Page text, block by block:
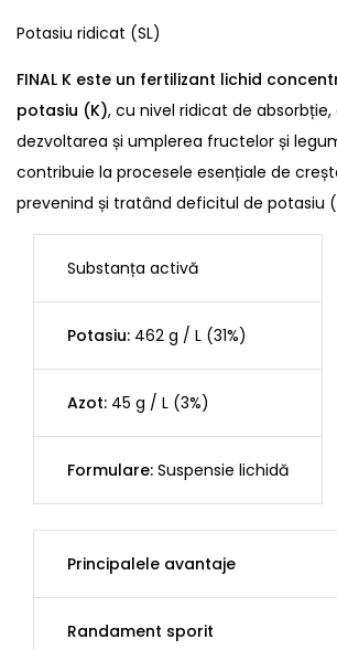
Potasiu ridicat (SL)
FINAL K este un fertilizant lichid
potasiu (K), cu nivel ridicat de absorbție,
dezvoltarea și umplerea fructelor și
contribuie la procesele esențiale de
prevenind și tratând deficitul de potasiu
Substanța activă
Potasiu: 462 g / L (31%)
Azot: 45 g / L (3%)
Formulare: Suspensie lichidă
Principalele avantaje
Randament sporit